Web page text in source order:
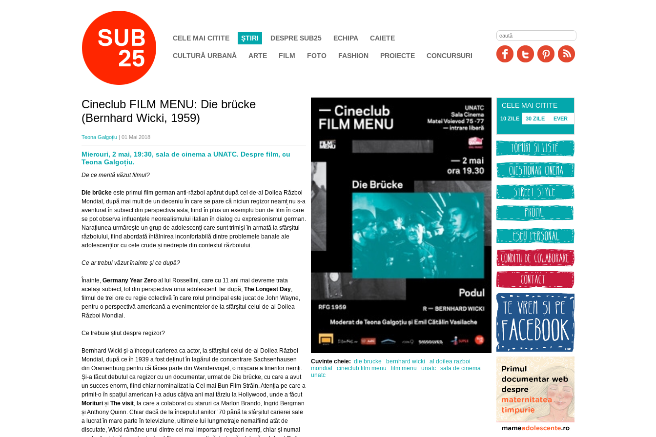
CELE MAI CITITE ŞTIRI DESPRE SUB25 ECHIPA CAIETE
CULTURĂ URBANĂ ARTE FILM FOTO FASHION PROIECTE CONCURSURI
Cineclub FILM MENU: Die brücke
(Bernhard Wicki, 1959)
Teona Galgoţiu | 01 Mai 2018
Miercuri, 2 mai, 19:30, sala de cinema a UNATC. Despre film, cu
Teona Galgoțiu.
De ce merită văzut filmul?
Die brücke este primul film german anti-război apărut după cel de-al Doilea Război
Mondial, după mai mult de un deceniu în care se pare că niciun regizor neamț nu s-a
aventurat în subiect din perspectiva asta, fiind în plus un exemplu bun de film în care
se pot observa influențele neorealismului italian în dialog cu expresionismul german.
Narațiunea urmărește un grup de adolescenți care sunt trimiși în armată la sfârșitul
războiului, fiind abordată întâlnirea inconfortabilă dintre problemele banale ale
adolescenților cu cele crude și nedrepte din contextul războiului.
Ce ar trebui văzut înainte și ce după?
Înainte, Germany Year Zero al lui Rossellini, care cu 11 ani mai devreme trata
același subiect, tot din perspectiva unui adolescent. Iar după, The Longest Day,
filmul de trei ore cu regie colectivă în care rolul principal este jucat de John Wayne,
pentru o perspectivă americană a evenimentelor de la sfârșitul celui de-al Doilea
Război Mondial.
Ce trebuie știut despre regizor?
Bernhard Wicki și-a început carierea ca actor, la sfârșitul celui de-al Doilea Război
Mondial, după ce în 1939 a fost deținut în lagărul de concentrare Sachsenhausen
din Oranienburg pentru că făcea parte din Wandervogel, o mișcare a tinerilor nemți.
Și-a făcut debutul ca regizor cu un documentar, urmat de Die brücke, cu care a avut
un succes enorm, fiind chiar nominalizat la Cel mai Bun Film Străin. Atenția pe care a
primit-o în spațiul american l-a adus câțiva ani mai târziu la Hollywood, unde a făcut
Morituri și The visit, la care a colaborat cu staruri ca Marlon Brando, Ingrid Bergman
și Anthony Quinn. Chiar dacă de la începutul anilor ’70 până la sfârșitul carierei sale
a lucrat în mare parte în televiziune, ultimele lui lungmetraje nemaifiind atât de
discutate, Wicki rămâne unul dintre cei mai importanți regizori nemți, chiar și numai
Cuvinte cheie: die brucke bernhard wicki
al doilea razboi
mondial
cineclub film menu film menu unatc
sala de cinema
unatc
CELE MAI CITITE
10 ZILE 30 ZILE EVER